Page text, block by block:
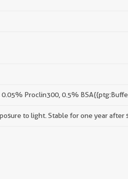
Proclin300, 0.5%
to light. Stable for one year after